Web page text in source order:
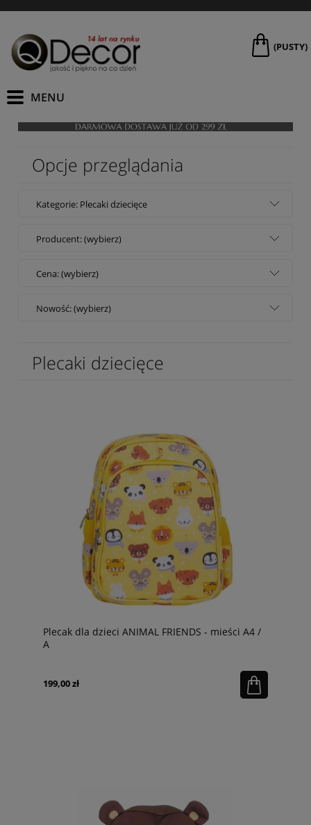
(PUSTY)
Opcje przeglądania
Kategorie: Plecaki dziecięce
Producent: (wybierz)
Cena: (wybierz)
Nowość: (wybierz)
Plecaki dziecięce
Plecak dla dzieci ANIMAL FRIENDS - mieści A4 /
A
199,00 zł